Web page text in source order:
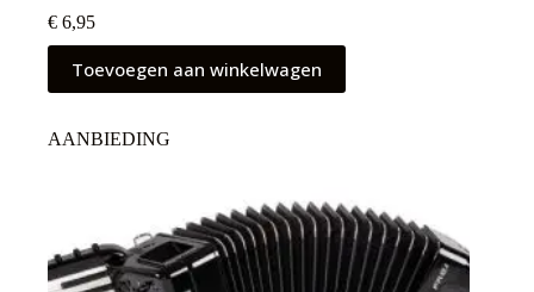
€ 6,95
Toevoegen aan winkelwagen
AANBIEDING